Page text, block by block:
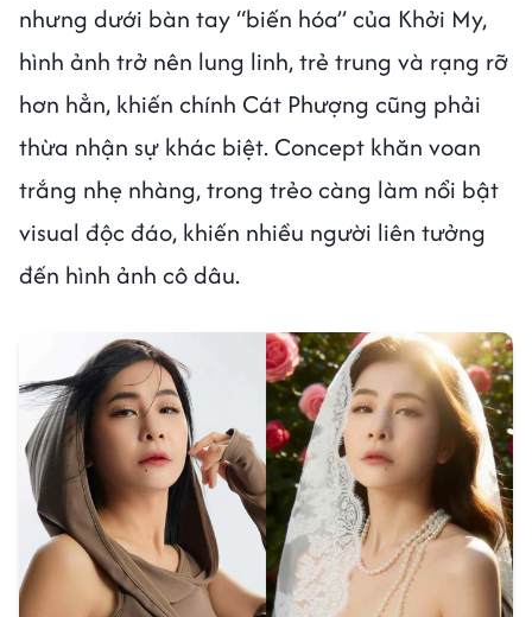
nhưng dưới bàn tay “biến hóa” của Khởi My,
hình ảnh trở nên lung linh, trẻ trung và rạng rỡ
hơn hẳn, khiến chính Cát Phượng cũng phải
thừa nhận sự khác biệt. Concept khăn voan
trắng nhẹ nhàng, trong trẻo càng làm nổi bật
visual độc đáo, khiến nhiều người liên tưởng
đến hình ảnh cô dâu.